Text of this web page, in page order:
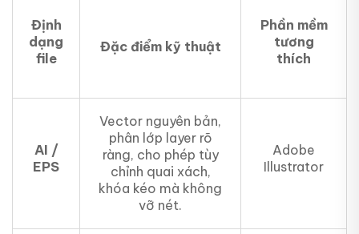
Định
dạng
file
Đặc điểm kỹ thuật
Phần mềm
tương
thích
AI /
EPS
Vector nguyên bản,
phân lớp layer rõ
ràng, cho phép tùy
chỉnh quai xách,
khóa kéo mà không
vỡ nét.
Adobe
Illustrator